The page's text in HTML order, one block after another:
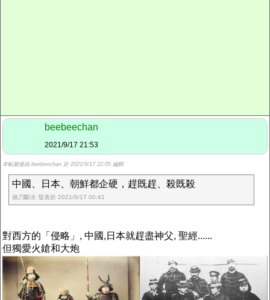
beebeechan
2021/9/17 21:53
本帖最後由 beebeechan 於 2021/9/17 22:05 編輯
中國、日本、朝鮮都企硬，趕既趕、殺既殺
抽刀斷水 發表於 2021/9/17 00:41
對西方的「侵略」, 中國,日本就趕盡神父, 聖經......
但獨愛火鎗和大炮